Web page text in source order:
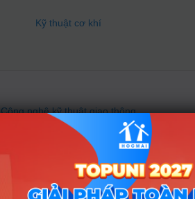
Kỹ thuật cơ khí
Công nghệ kỹ thuật giao thông
Kế toán